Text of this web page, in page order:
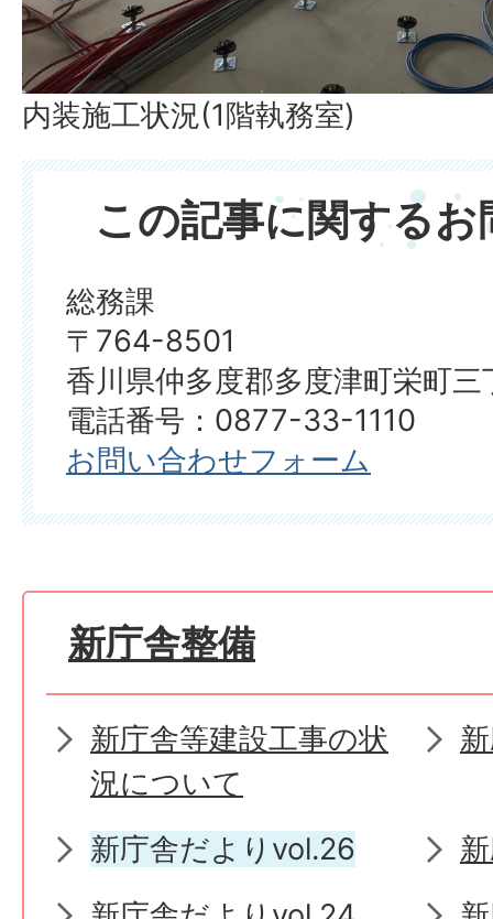
内装施工状況(1階執務室)
この記事に関する
総務課
〒764-8501
香川県仲多度郡多度津町栄町
電話番号：0877-33-1110
お問い合わせフォーム
新庁舎整備
新庁舎等建設工事の状
況について
新庁舎だよりvol.26